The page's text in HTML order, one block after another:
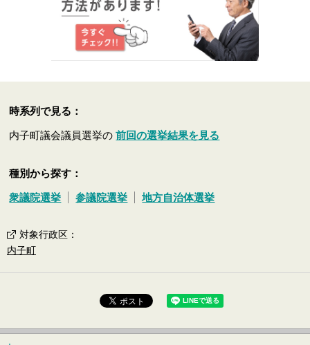
時系列で見る：
内子町議会議員選挙の前回の選挙結果を見る
種別から探す：
衆議院選挙 参議院選挙 地方自治体選挙
対象行政区 ：
内子町